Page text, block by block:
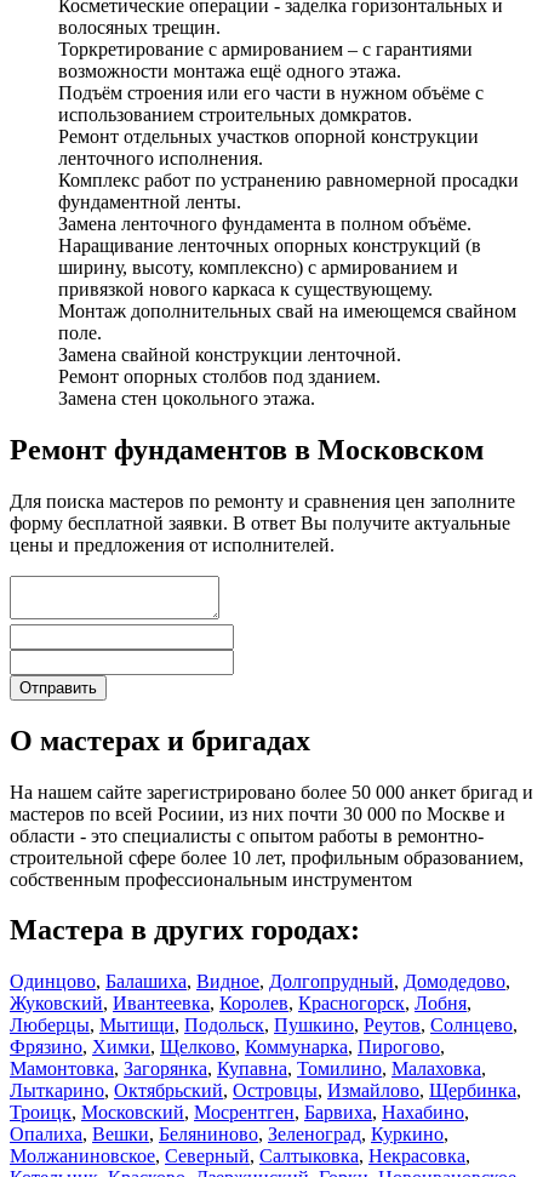
Косметические операции - заделка горизонтальных и
волосяных трещин.
Торкретирование с армированием – с гарантиями
возможности монтажа ещё одного этажа.
Подъём строения или его части в нужном объёме с
использованием строительных домкратов.
Ремонт отдельных участков опорной конструкции
ленточного исполнения.
Комплекс работ по устранению равномерной просадки
фундаментной ленты.
Замена ленточного фундамента в полном объёме.
Наращивание ленточных опорных конструкций (в
ширину, высоту, комплексно) с армированием и
привязкой нового каркаса к существующему.
Монтаж дополнительных свай на имеющемся свайном
поле.
Замена свайной конструкции ленточной.
Ремонт опорных столбов под зданием.
Замена стен цокольного этажа.
Ремонт фундаментов в Московском
Для поиска мастеров по ремонту и сравнения цен заполните
форму бесплатной заявки. В ответ Вы получите актуальные
цены и предложения от исполнителей.
О мастерах и бригадах
На нашем сайте зарегистрировано более 50 000 анкет бригад и
мастеров по всей Росиии, из них почти 30 000 по Москве и
области - это специалисты с опытом работы в ремонтно-
строительной сфере более 10 лет, профильным образованием,
собственным профессиональным инструментом
Мастера в других городах:
Одинцово, Балашиха, Видное, Долгопрудный, Домодедово,
Жуковский, Ивантеевка, Королев, Красногорск, Лобня,
Люберцы, Мытищи, Подольск, Пушкино, Реутов, Солнцево,
Фрязино, Химки, Щелково, Коммунарка, Пирогово,
Мамонтовка, Загорянка, Купавна, Томилино, Малаховка,
Лыткарино, Октябрьский, Островцы, Измайлово, Щербинка,
Троицк, Московский, Мосрентген, Барвиха, Нахабино,
Опалиха, Вешки, Беляниново, Зеленоград, Куркино,
Молжаниновское, Северный, Салтыковка, Некрасовка,